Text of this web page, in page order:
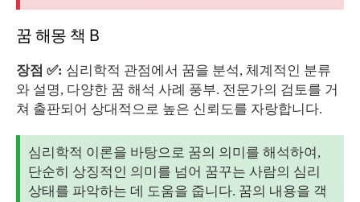
꿈 해몽 책 B
장점 ✅: 심리학적 관점에서 꿈을 분석, 체계적인 분류
와 설명, 다양한 꿈 해석 사례 풍부. 전문가의 검토를 거
쳐 출판되어 상대적으로 높은 신뢰도를 자랑합니다.
심리학적 이론을 바탕으로 꿈의 의미를 해석하여,
단순히 상징적인 의미를 넘어 꿈꾸는 사람의 심리
상태를 파악하는 데 도움을 줍니다. 꿈의 내용을 객